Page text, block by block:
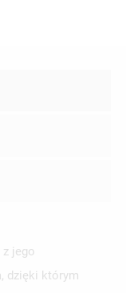
z jego
dzięki którym